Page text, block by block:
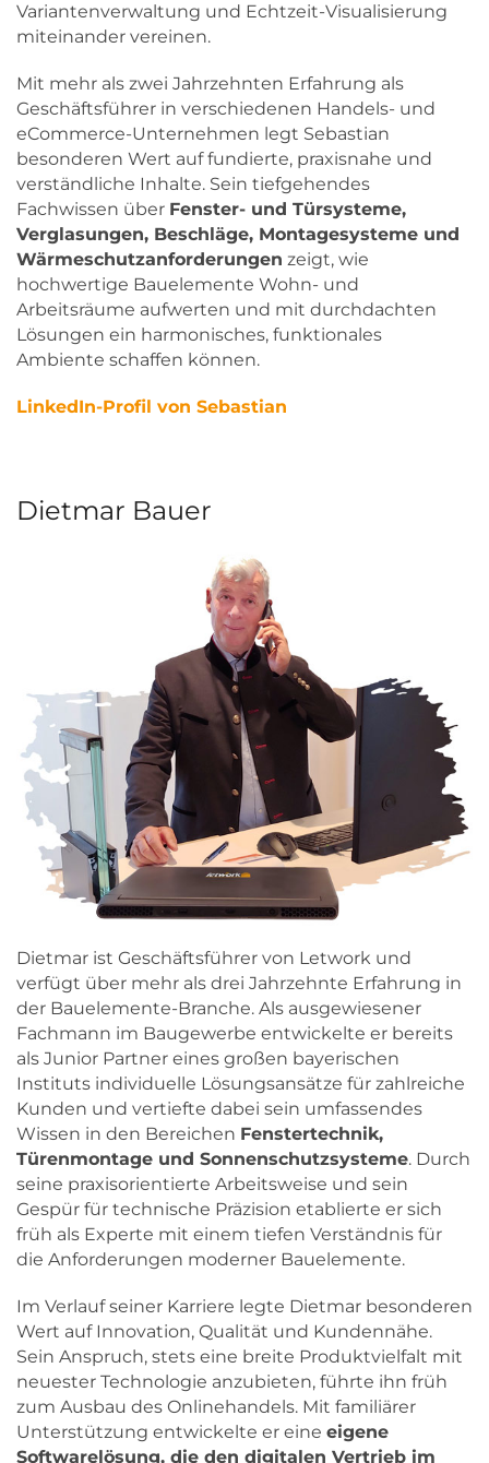
Variantenverwaltung und Echtzeit-Visualisierung
miteinander vereinen.
Mit mehr als zwei Jahrzehnten Erfahrung als
Geschäftsführer in verschiedenen Handels- und
eCommerce-Unternehmen legt Sebastian
besonderen Wert auf fundierte, praxisnahe und
verständliche Inhalte. Sein tiefgehendes
Fachwissen über Fenster- und Türsysteme,
Verglasungen, Beschläge, Montagesysteme und
Wärmeschutzanforderungen zeigt, wie
hochwertige Bauelemente Wohn- und
Arbeitsräume aufwerten und mit durchdachten
Lösungen ein harmonisches, funktionales
Ambiente schaffen können.
LinkedIn-Profil von Sebastian
Dietmar Bauer
Dietmar ist Geschäftsführer von Letwork und
verfügt über mehr als drei Jahrzehnte Erfahrung in
der Bauelemente-Branche. Als ausgewiesener
Fachmann im Baugewerbe entwickelte er bereits
als Junior Partner eines großen bayerischen
Instituts individuelle Lösungsansätze für zahlreiche
Kunden und vertiefte dabei sein umfassendes
Wissen in den Bereichen Fenstertechnik,
Türenmontage und Sonnenschutzsysteme. Durch
seine praxisorientierte Arbeitsweise und sein
Gespür für technische Präzision etablierte er sich
früh als Experte mit einem tiefen Verständnis für
die Anforderungen moderner Bauelemente.
Im Verlauf seiner Karriere legte Dietmar besonderen
Wert auf Innovation, Qualität und Kundennähe.
Sein Anspruch, stets eine breite Produktvielfalt mit
neuester Technologie anzubieten, führte ihn früh
zum Ausbau des Onlinehandels. Mit familiärer
Unterstützung entwickelte er eine eigene
Softwarelösung, die den digitalen Vertrieb im